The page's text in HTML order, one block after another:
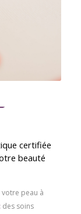
certifiée
beauté
votre peau à
des soins